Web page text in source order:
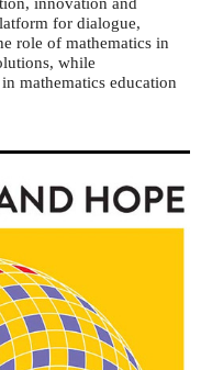
for dialogue,
role of mathematics in
while
mathematics education